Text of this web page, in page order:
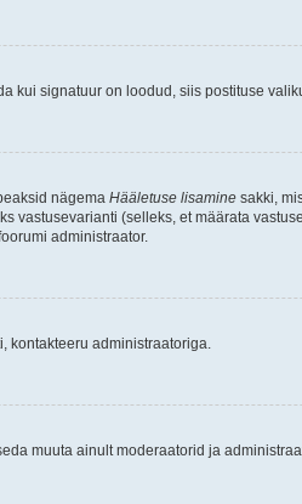
kui signatuur on loodud, siis postituse
nägema Hääletuse lisamine sakki,
(selleks, et määrata
administraator.
kontakteeru administraatoriga.
muuta ainult moderaatorid ja